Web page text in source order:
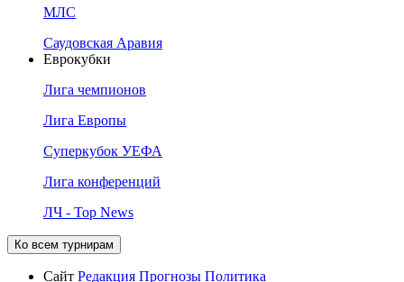
МЛС
Саудовская Аравия
Еврокубки
Лига чемпионов
Лига Европы
Суперкубок УЕФА
Лига конференций
ЛЧ - Top News
Ко всем турнирам
Сайт Редакция Прогнозы Политика